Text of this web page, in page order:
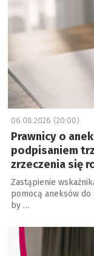
06.08.2026 (20:00)
Prawnicy o
podpisaniem
zrzeczenia się
Zastąpienie
pomocą aneksów
by …